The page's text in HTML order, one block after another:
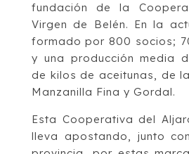
fundación de la
Virgen de Belén. En la
formado por 800 socios;
y una producción media
de kilos de aceitunas, de
Manzanilla Fina y Gordal.
Esta Cooperativa del
lleva apostando, junto